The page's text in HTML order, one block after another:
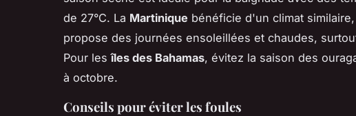
de 27°C. La Martinique bénéficie d'un climat
propose des journées ensoleillées et chaudes,
Pour lesîles des Bahamas, évitez la saison des
à octobre.
Conseils pour éviter les foules